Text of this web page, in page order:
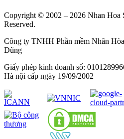
Copyright © 2002 – 2026 Nhan Hoa
Reserved.
Công ty TNHH Phần mềm Nhân
Dũng
Giấy phép kinh doanh số:
Hà nội cấp ngày 19/09/2002